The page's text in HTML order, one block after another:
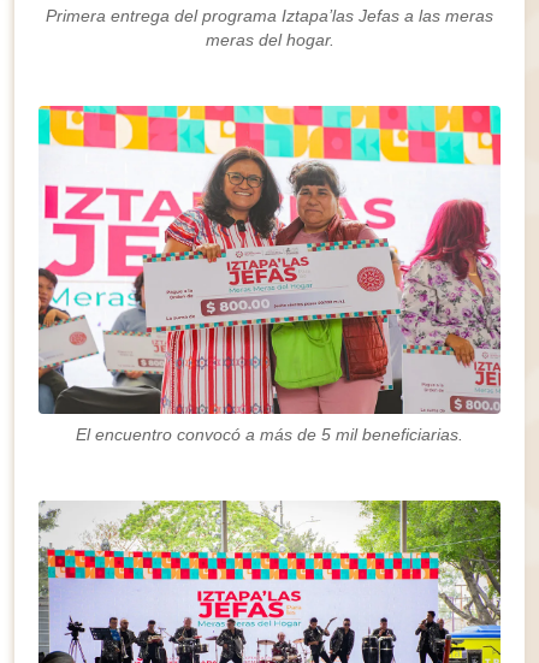
Primera entrega del programa Iztapa’las Jefas a las meras
meras del hogar.
El encuentro convocó a más de 5 mil beneficiarias.